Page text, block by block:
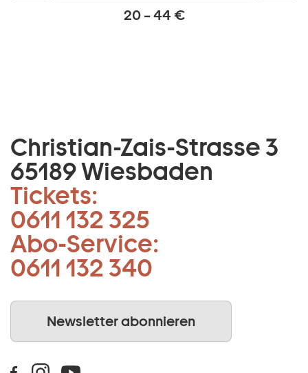
20 – 44 €
Christian-Zais-Strasse 3
65189 Wiesbaden
Tickets:
0611 132 325
Abo-Service:
0611 132 340
Newsletter abonnieren